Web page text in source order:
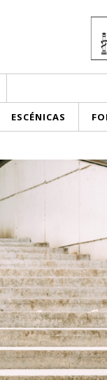
ESCÉNICAS